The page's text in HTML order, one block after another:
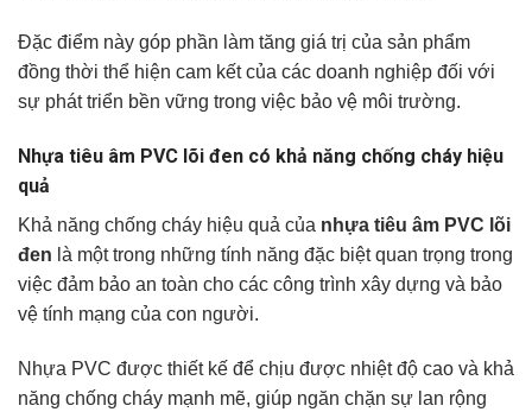
Đặc điểm này góp phần làm tăng giá trị của sản phẩm
đồng thời thể hiện cam kết của các doanh nghiệp đối với
sự phát triển bền vững trong việc bảo vệ môi trường.
Nhựa tiêu âm PVC lõi đen có khả năng chống cháy hiệu
quả
Khả năng chống cháy hiệu quả của nhựa tiêu âm PVC lõi
đen là một trong những tính năng đặc biệt quan trọng trong
việc đảm bảo an toàn cho các công trình xây dựng và bảo
vệ tính mạng của con người.
Nhựa PVC được thiết kế để chịu được nhiệt độ cao và khả
năng chống cháy mạnh mẽ, giúp ngăn chặn sự lan rộng